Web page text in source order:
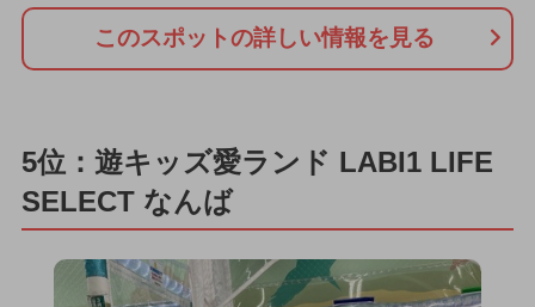
このスポットの詳しい情報を見る
5位：遊キッズ愛ランド LABI1 LIFE
SELECT なんば